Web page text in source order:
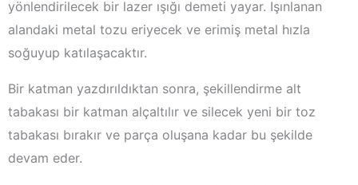
yönlendirilecek bir lazer ışığı demeti yayar. Işınlanan
alandaki metal tozu eriyecek ve erimiş metal hızla
soğuyup katılaşacaktır.
Bir katman yazdırıldıktan sonra, şekillendirme alt
tabakası bir katman alçaltılır ve silecek yeni bir toz
tabakası bırakır ve parça oluşana kadar bu şekilde
devam eder.